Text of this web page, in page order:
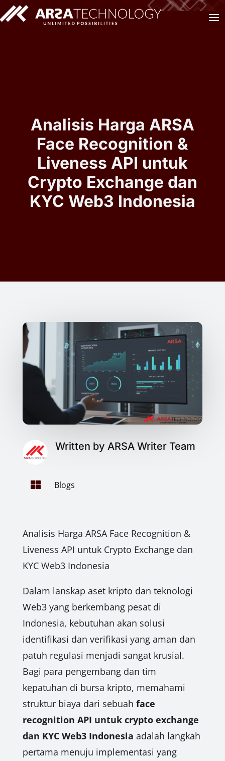
Analisis Harga ARSA
Face Recognition &
Liveness API untuk
Crypto Exchange dan
KYC Web3 Indonesia
Written by ARSA Writer Team
 Blogs
Analisis Harga ARSA Face Recognition &
Liveness API untuk Crypto Exchange dan
KYC Web3 Indonesia
Dalam lanskap aset kripto dan teknologi
Web3 yang berkembang pesat di
Indonesia, kebutuhan akan solusi
identifikasi dan verifikasi yang aman dan
patuh regulasi menjadi sangat krusial.
Bagi para pengembang dan tim
kepatuhan di bursa kripto, memahami
struktur biaya dari sebuah face
recognition API untuk crypto exchange
dan KYC Web3 Indonesia adalah langkah
pertama menuju implementasi yang